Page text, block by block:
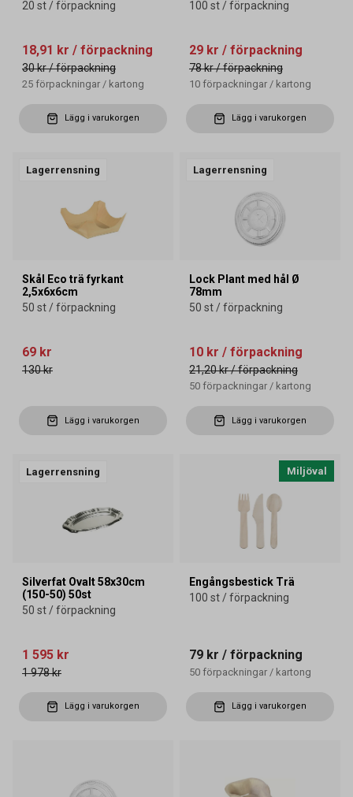
20 st / förpackning
18,91 kr / förpackning
30 kr/ förpackning
25 förpackningar / kartong
Lägg i varukorgen
100 st / förpackning
29 kr / förpackning
78 kr/ förpackning
10 förpackningar / kartong
Lägg i varukorgen
Lagerrensning
Skål Eco trä fyrkant
2,5x6x6cm
50 st / förpackning
69 kr
130 kr
Lägg i varukorgen
Lagerrensning
Lock Plant med hål Ø
78mm
50 st / förpackning
10 kr / förpackning
21,20 kr/ förpackning
50 förpackningar / kartong
Lägg i varukorgen
Lagerrensning
Silverfat Ovalt 58x30cm
(150-50) 50st
50 st / förpackning
1 595 kr
1 978 kr
Lägg i varukorgen
Miljöval
Engångsbestick Trä
100 st / förpackning
79 kr / förpackning
50 förpackningar / kartong
Lägg i varukorgen